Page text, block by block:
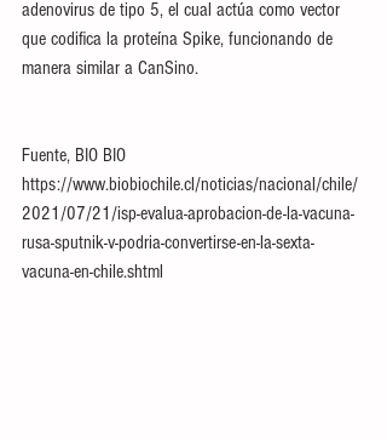
adenovirus de tipo 5, el cual actúa como vector
que codifica la proteína Spike, funcionando de
manera similar a CanSino.
Fuente, BIO BIO
https://www.biobiochile.cl/noticias/nacional/chile/
2021/07/21/isp-evalua-aprobacion-de-la-vacuna-
rusa-sputnik-v-podria-convertirse-en-la-sexta-
vacuna-en-chile.shtml